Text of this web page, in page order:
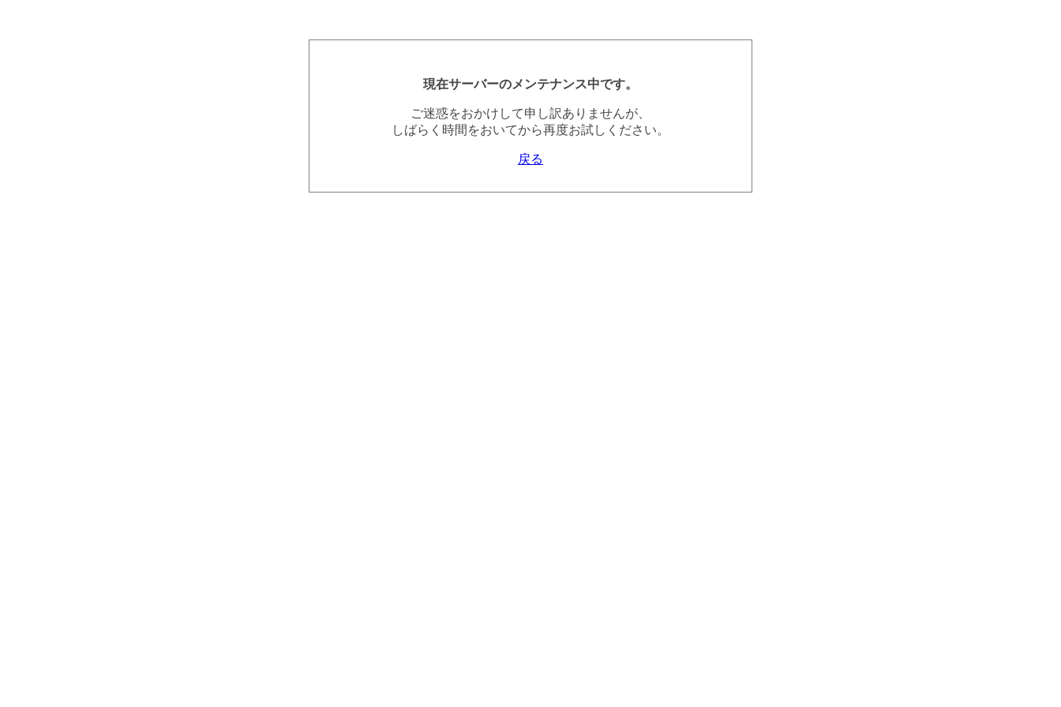
現在サーバーのメンテナンス中です。
ご迷惑をおかけして申し訳ありませんが、
しばらく時間をおいてから再度お試しください。
戻る